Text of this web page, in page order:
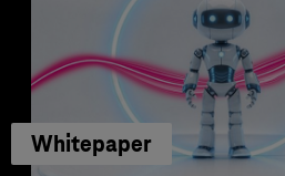
Whitepaper